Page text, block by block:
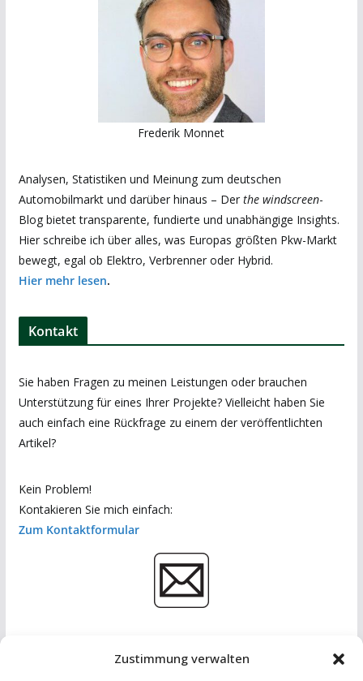
Zustimmung verwalten
Frederik Monnet
Analysen, Statistiken und Meinung zum deutschen
Automobilmarkt und darüber hinaus – Der the windscreen-
Blog bietet transparente, fundierte und unabhängige Insights.
Hier schreibe ich über alles, was Europas größten Pkw-Markt
bewegt, egal ob Elektro, Verbrenner oder Hybrid.
Hier mehr lesen.
Kontakt
Sie haben Fragen zu meinen Leistungen oder brauchen
Unterstützung für eines Ihrer Projekte? Vielleicht haben Sie
auch einfach eine Rückfrage zu einem der veröffentlichten
Artikel?
Kein Problem!
Kontakieren Sie mich einfach:
Zum Kontaktformular